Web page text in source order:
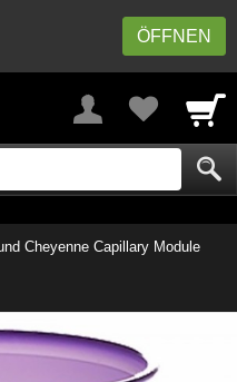
ÖFFNEN
Cheyenne Capillary Module